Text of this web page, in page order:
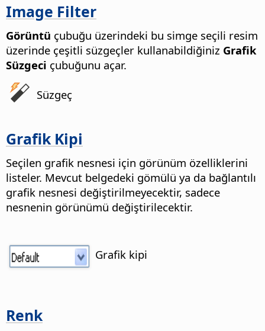
Image Filter
Görüntü çubuğu üzerindeki bu simge seçili resim
üzerinde çeşitli süzgeçler kullanabildiğiniz Grafik
Süzgeci çubuğunu açar.
Süzgeç
Grafik Kipi
Seçilen grafik nesnesi için görünüm özelliklerini
listeler. Mevcut belgedeki gömülü ya da bağlantılı
grafik nesnesi değiştirilmeyecektir, sadece
nesnenin görünümü değiştirilecektir.
Grafik kipi
Renk